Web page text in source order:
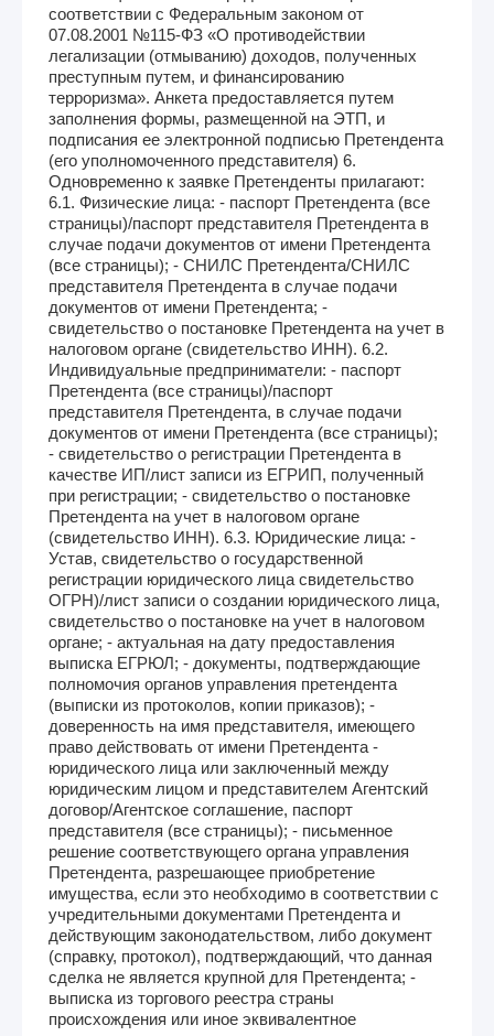
соответствии с Федеральным законом от
07.08.2001 №115-ФЗ «О противодействии
легализации (отмыванию) доходов, полученных
преступным путем, и финансированию
терроризма». Анкета предоставляется путем
заполнения формы, размещенной на ЭТП, и
подписания ее электронной подписью Претендента
(его уполномоченного представителя) 6.
Одновременно к заявке Претенденты прилагают:
6.1. Физические лица: - паспорт Претендента (все
страницы)/паспорт представителя Претендента в
случае подачи документов от имени Претендента
(все страницы); - СНИЛС Претендента/СНИЛС
представителя Претендента в случае подачи
документов от имени Претендента; -
свидетельство о постановке Претендента на учет в
налоговом органе (свидетельство ИНН). 6.2.
Индивидуальные предприниматели: - паспорт
Претендента (все страницы)/паспорт
представителя Претендента, в случае подачи
документов от имени Претендента (все страницы);
- свидетельство о регистрации Претендента в
качестве ИП/лист записи из ЕГРИП, полученный
при регистрации; - свидетельство о постановке
Претендента на учет в налоговом органе
(свидетельство ИНН). 6.3. Юридические лица: -
Устав, свидетельство о государственной
регистрации юридического лица свидетельство
ОГРН)/лист записи о создании юридического лица,
свидетельство о постановке на учет в налоговом
органе; - актуальная на дату предоставления
выписка ЕГРЮЛ; - документы, подтверждающие
полномочия органов управления претендента
(выписки из протоколов, копии приказов); -
доверенность на имя представителя, имеющего
право действовать от имени Претендента -
юридического лица или заключенный между
юридическим лицом и представителем Агентский
договор/Агентское соглашение, паспорт
представителя (все страницы); - письменное
решение соответствующего органа управления
Претендента, разрешающее приобретение
имущества, если это необходимо в соответствии с
учредительными документами Претендента и
действующим законодательством, либо документ
(справку, протокол), подтверждающий, что данная
сделка не является крупной для Претендента; -
выписка из торгового реестра страны
происхождения или иное эквивалентное